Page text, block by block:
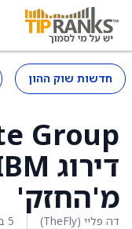
חדשות שוק ההון
מ'החזק'
דה פליי (TheFly) 5 בדצמבר 2025